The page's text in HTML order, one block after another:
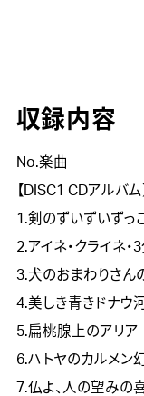
収録内容
No.楽曲
【DISC1 CDアルバム
1.剣のずいずいずっ
2.アイネ・クライネ・
3.犬のおまわりさん
4.美しき青きドナウ
5.扁桃腺上のアリア
6.ハトヤのカルメン
7.仏よ、人の望みの